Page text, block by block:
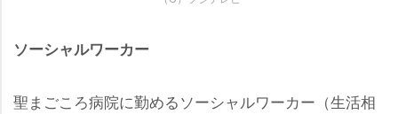
ソーシャルワーカー
聖まごころ病院に勤めるソーシャルワーカー（生活相